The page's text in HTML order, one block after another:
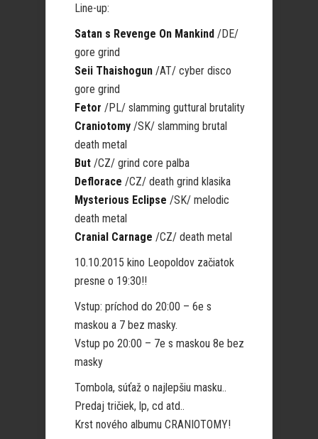
Line-up:
Satan s Revenge On Mankind /DE/
gore grind
Seii Thaishogun /AT/ cyber disco
gore grind
Fetor /PL/ slamming guttural brutality
Craniotomy /SK/ slamming brutal
death metal
But /CZ/ grind core palba
Deflorace /CZ/ death grind klasika
Mysterious Eclipse /SK/ melodic
death metal
Cranial Carnage /CZ/ death metal
10.10.2015 kino Leopoldov začiatok
presne o 19:30!!
Vstup: príchod do 20:00 – 6e s
maskou a 7 bez masky.
Vstup po 20:00 – 7e s maskou 8e bez
masky
Tombola, súťaž o najlepšiu masku..
Predaj tričiek, lp, cd atd..
Krst nového albumu CRANIOTOMY!